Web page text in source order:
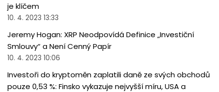
je klíčem
10. 4. 2023 13:33
Jeremy Hogan: XRP Neodpovídá Definice „Investiční
Smlouvy“ a Není Cenný Papír
10. 4. 2023 10:06
Investoři do kryptoměn zaplatili daně ze svých obchodů
pouze 0,53 %: Finsko vykazuje nejvyšší míru, USA a